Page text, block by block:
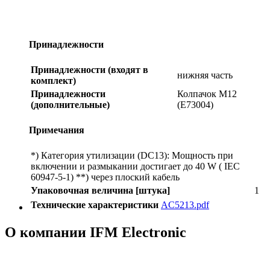
Принадлежности
Принадлежности (входят в
комплект)
нижняя часть
Принадлежности
(дополнительные)
Колпачок M12
(E73004)
Примечания
*) Категория утилизации (DC13): Мощность при
включении и размыкании достигает до 40 W ( IEC
60947-5-1) **) через плоский кабель
Упаковочная величина [штука]
1
Технические характеристики AC5213.pdf
О компании IFM Electronic